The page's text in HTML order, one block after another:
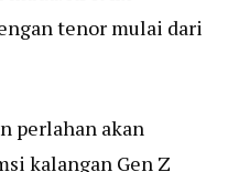
tenor mulai dari
perlahan akan
kalangan Gen Z